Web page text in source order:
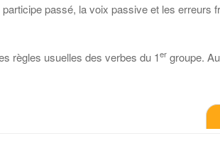
passé, la voix passive et les
règles usuelles des verbes du 1er groupe.